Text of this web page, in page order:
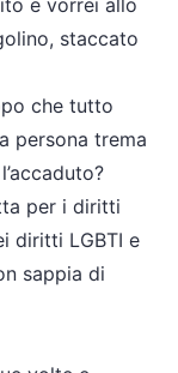
e vorrei allo
staccato
che tutto
persona trema
per i diritti
diritti LGBTI e
sappia di